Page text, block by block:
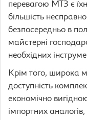
перевагою МТЗ є
більшість
безпосередньо в
майстерні
необхідних
Крім того, широка
доступність
економічно
імпортних